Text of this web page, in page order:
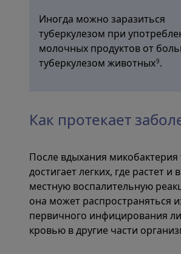
Иногда можно заразиться
туберкулезом при
молочных продуктов от
туберкулезом животных9.
Как протекает
После вдыхания микобактерия
достигает легких, где растет и
местную воспалительную
она может распространяться
первичного инфицирования
кровью в другие части